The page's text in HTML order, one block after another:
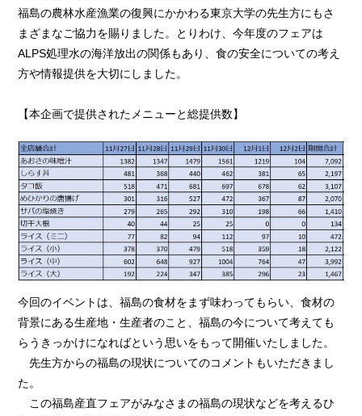
福島の農林水産漁業の復興にかかわる東京大学の先生方にもさ
まざまなご協力を賜りました。とりわけ、今年度のフェアは
ALPS処理水の海洋放出の関係もあり、食の安全についての考え
方や情報提供を大切にしました。
【本企画で提供されたメニューと総提供数】
今回のイベントは、福島の食材をまず味わってもらい、食材の
背景にある生産地・生産者のこと、福島の今について考えても
らうきっかけになればという思いをもって開催いたしました。
先生方からの福島の現状についてのコメントもいただきまし
た。
この福島産直フェアがみなさまの福島の現状などを考えるひ